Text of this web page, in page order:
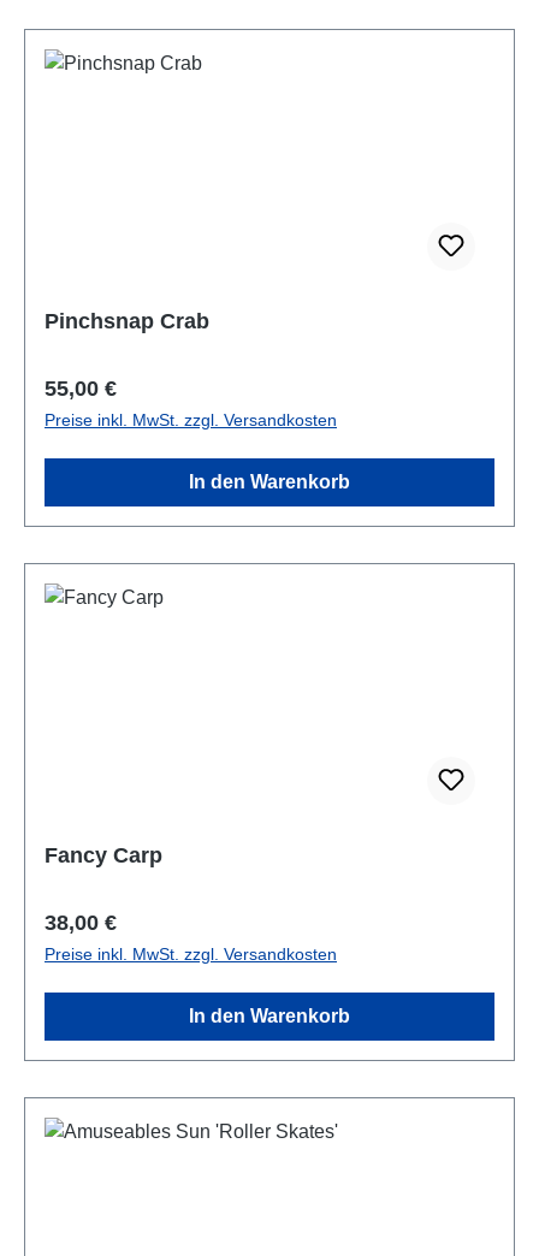
Pinchsnap Crab
Regulärer Preis:
55,00 €
Preise inkl. MwSt. zzgl. Versandkosten
In den Warenkorb
Fancy Carp
Regulärer Preis:
38,00 €
Preise inkl. MwSt. zzgl. Versandkosten
In den Warenkorb